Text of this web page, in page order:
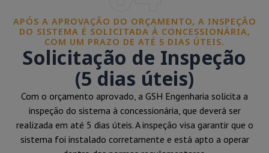
APÓS A APROVAÇÃO DO ORÇAMENTO, A INSPEÇÃO
DO SISTEMA É SOLICITADA À CONCESSIONÁRIA,
COM UM PRAZO DE ATÉ 5 DIAS ÚTEIS.
Solicitação de Inspeção
(5 dias úteis)
Com o orçamento aprovado, a GSH Engenharia solicita a
inspeção do sistema à concessionária, que deverá ser
realizada em até 5 dias úteis. A inspeção visa garantir que o
sistema foi instalado corretamente e está apto a operar